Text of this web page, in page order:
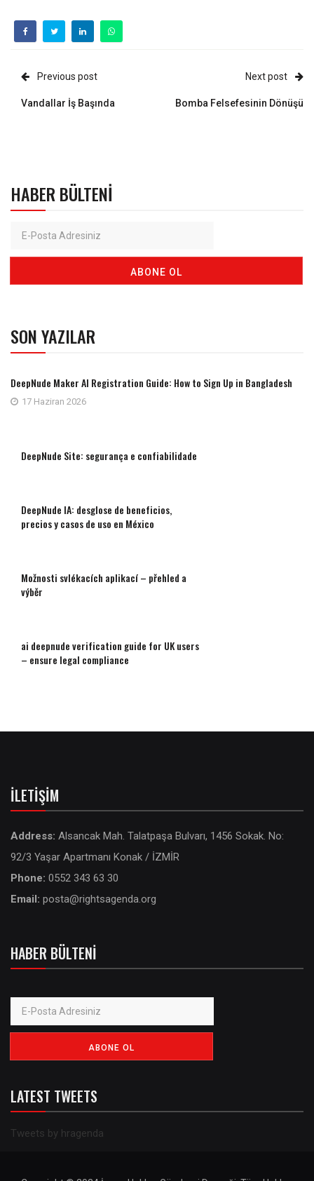
Previous post
Vandallar İş Başında
Next post
Bomba Felsefesinin Dönüşü
HABER BÜLTENI
SON YAZILAR
DeepNude Maker AI Registration Guide: How to Sign Up in Bangladesh
17 Haziran 2026
DeepNude Site: segurança e confiabilidade
DeepNude IA: desglose de beneficios,
precios y casos de uso en México
Možnosti svlékacích aplikací – přehled a
výběr
ai deepnude verification guide for UK users
– ensure legal compliance
İLETIŞIM
Address: Alsancak Mah. Talatpaşa Bulvarı, 1456 Sokak. No:
92/3 Yaşar Apartmanı Konak / İZMİR
Phone: 0552 343 63 30
Email: posta@rightsagenda.org
HABER BÜLTENI
LATEST TWEETS
Tweets by hragenda